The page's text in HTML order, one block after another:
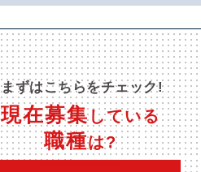
まずはこちらをチェック!
現在募集している
職種は?